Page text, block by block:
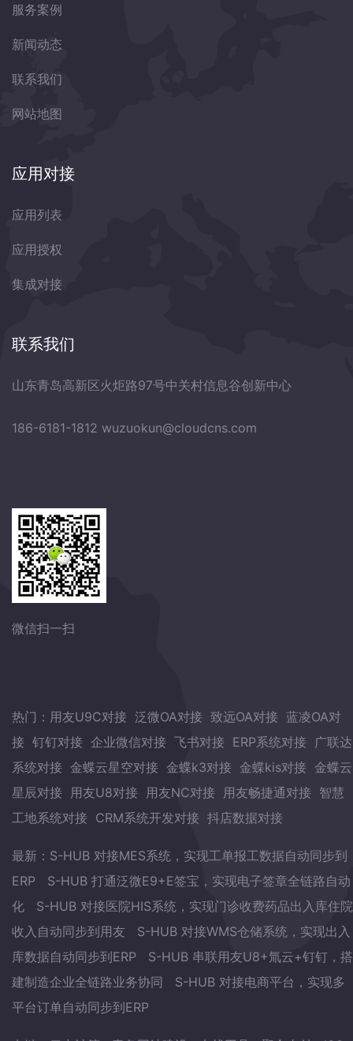
服务案例
新闻动态
联系我们
网站地图
应用对接
应用列表
应用授权
集成对接
联系我们
山东青岛高新区火炬路97号中关村信息谷创新中心
186-6181-1812 wuzuokun@cloudcns.com
微信扫一扫
热门： 用友U9C对接 泛微OA对接 致远OA对接 蓝凌OA对
接 钉钉对接 企业微信对接 飞书对接 ERP系统对接 广联达
系统对接 金蝶云星空对接 金蝶k3对接 金蝶kis对接 金蝶云
星辰对接 用友U8对接 用友NC对接 用友畅捷通对接 智慧
工地系统对接 CRM系统开发对接 抖店数据对接
最新： S-HUB 对接MES系统，实现工单报工数据自动同步到
ERP
S-HUB 打通泛微E9+E签宝，实现电子签章全链路自动
化
S-HUB 对接医院HIS系统，实现门诊收费药品出入库住院
收入自动同步到用友
S-HUB 对接WMS仓储系统，实现出入
库数据自动同步到ERP
S-HUB 串联用友U8+氚云+钉钉，搭
建制造企业全链路业务协同
S-HUB 对接电商平台，实现多
平台订单自动同步到ERP